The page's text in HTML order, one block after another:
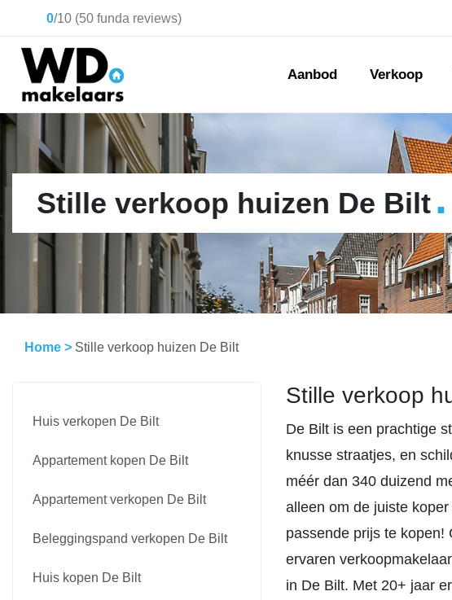
0/10 (50 funda reviews)
Aanbod Verkoop
Stille verkoop huizen De Bilt.
Home > Stille verkoop huizen De Bilt
Huis verkopen De Bilt
Appartement kopen De Bilt
Appartement verkopen De Bilt
Beleggingspand verkopen De Bilt
Huis kopen De Bilt
Stille verkoop
De Bilt is een prachtige
knusse straatjes, en
méér dan 340 duizend
alleen om de juiste
passende prijs te kopen!
ervaren
in De Bilt. Met 20+ jaar